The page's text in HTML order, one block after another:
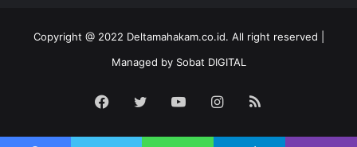
Copyright @ 2022 Deltamahakam.co.id. All right reserved |
Managed by Sobat DIGITAL
Facebook
Twitter YouTubeInstagram